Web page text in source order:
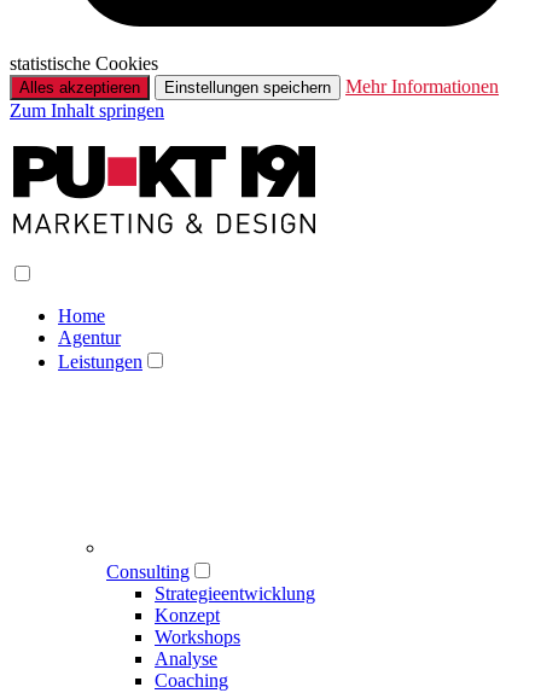
statistische Cookies
Alles akzeptieren Einstellungen speichern
Mehr Informationen
Zum Inhalt springen
Home
Agentur
Leistungen
Consulting
Strategieentwicklung
Konzept
Workshops
Analyse
Coaching